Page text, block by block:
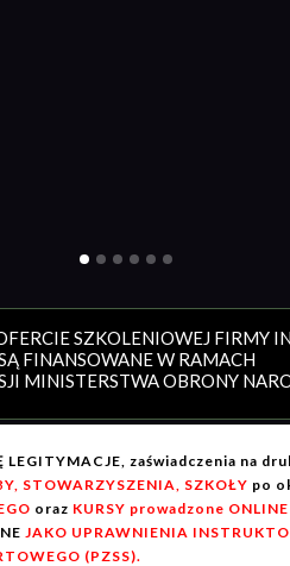
SZKOLENIOWEJ FIRMY
FINANSOWANE W RAMACH
MINISTERSTWA OBRONY
LEGITYMACJE, zaświadczenia na
STOWARZYSZENIA, SZKOŁY po
oraz KURSY prowadzone
JAKO UPRAWNIENIA
(PZSS).